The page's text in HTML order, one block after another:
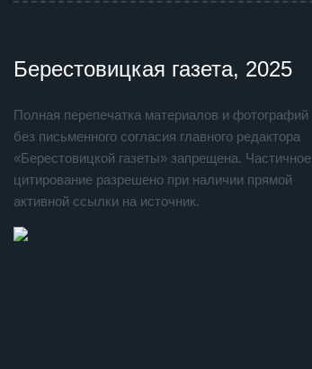
Берестовицкая газета, 2025
Полная перепечатка материалов и фотографий
без письменного согласия главного редактора
«Берестовицкой газеты» запрещена. Частичное
цитирование разрешено при наличии прямой
активной ссылки на источник.